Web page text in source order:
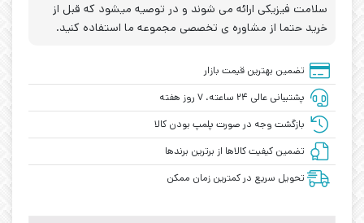
سلامت فیزیکی ارائه می شوند و در توصیه میشود که قبل از
خرید حتما از مشاوره ی تخصصی مجموعه ما استفاده کنید.
تضمین بهترین قیمت بازار
پشتیبانی عالی ۲۴ ساعته، ۷ روز هفته
بازگشت وجه در صورت پلمپ بودن کالا
تضمین کیفیت کالاها از برترین برندها
تحویل سریع در کمترین زمان ممکن